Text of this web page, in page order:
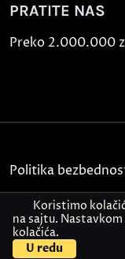
PRATITE NAS
Preko 2.000.000
Politika
Kontakt
© Akademija
Koristimo
na sajtu.
kolačića.
U redu